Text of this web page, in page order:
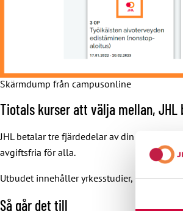
Skärmdump från campusonline
Tiotals kurser att välja mellan,
JHL betalar tre fjärdedelar av din
avgiftsfria för alla.
Utbudet innehåller yrkesstudier, kurser för
Så går det till